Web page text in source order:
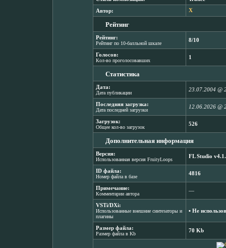
Автор: X
Рейтинг
Рейтинг:
Рейтинг по 10-балльной шкале
8/10
Голосов:
Кол-во проголосовавших
1
Статистика
Дата:
Дата публикации
23.07.2004 @
Последняя загрузка:
Дата последней загрузки
12.06.2026 @
Загрузок:
Общее кол-во загрузок
526
Дополнительная информация
Версия:
Использованная версия FruityLoops
FL Studio
ID файла:
Номер файла в базе
4816
Примечание:
Комментарии автора
―
VSTi/DXi:
Использованные внешние синтезаторы и
плагины
▪ Не
Размер файла:
Размер файла в Kb
70 Kb